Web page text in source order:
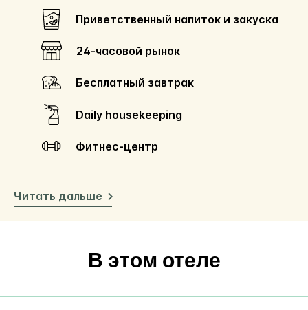
Приветственный напиток и закуска
24-часовой рынок
Бесплатный завтрак
Daily housekeeping
Фитнес-центр
Читать дальше
В этом отеле